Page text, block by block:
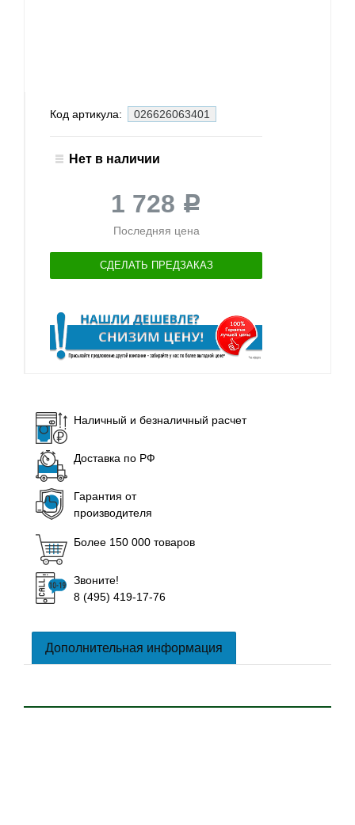
Код артикула: 026626063401
Нет в наличии
1 728 Р
Последняя цена
СДЕЛАТЬ ПРЕДЗАКАЗ
Наличный и безналичный расчет
Доставка по РФ
Гарантия от
производителя
Более 150 000 товаров
Звоните!
8 (495) 419-17-76
Дополнительная информация